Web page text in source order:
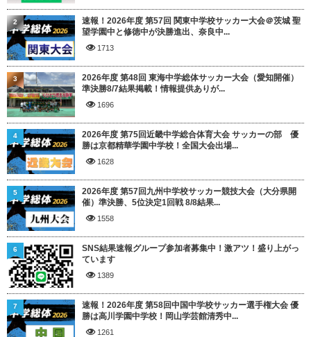
速報！2026年度 第57回 関東中学校サッカー大会＠茨城 聖
望学園中と修徳中が決勝進出、奈良中...
1713
2
2026年度 第48回 東海中学総体サッカー大会（愛知開催）
準決勝8/7結果掲載！情報提供ありが...
1696
3
2026年度 第75回近畿中学総合体育大会 サッカーの部 優
勝は京都精華学園中学校！全国大会出場...
1628
4
2026年度 第57回九州中学校サッカー競技大会（大分県開
催）準決勝、5位決定1回戦 8/8結果...
1558
5
SNS結果速報グループ参加者募集中！激アツ！盛り上がっ
ています
1389
6
速報！2026年度 第58回中国中学校サッカー選手権大会 優
勝は高川学園中学校！岡山学芸館清秀中...
1261
7